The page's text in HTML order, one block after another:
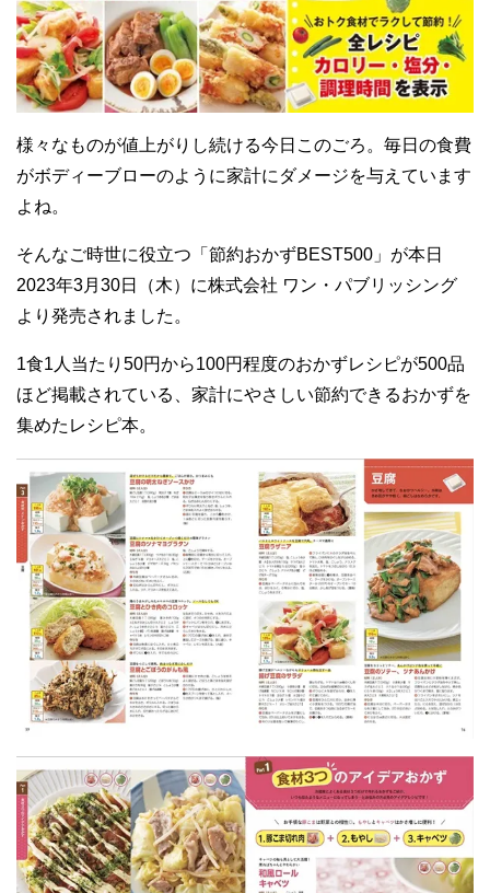
様々なものが値上がりし続ける今日このごろ。毎日の食費
がボディーブローのように家計にダメージを与えています
よね。
そんなご時世に役立つ「節約おかずBEST500」が本日
2023年3月30日（木）に株式会社 ワン・パブリッシング
より発売されました。
1食1人当たり50円から100円程度のおかずレシピが500品
ほど掲載されている、家計にやさしい節約できるおかずを
集めたレシピ本。